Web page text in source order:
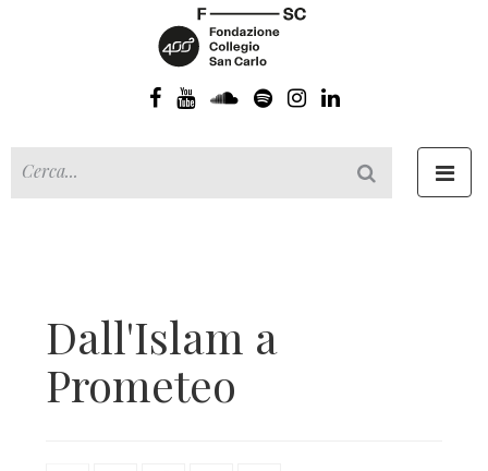
Dall'Islam a
Prometeo